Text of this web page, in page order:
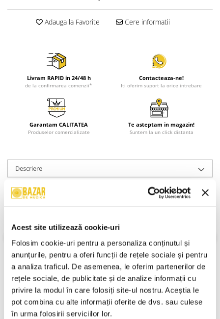
Acest site utilizează cookie-uri
Folosim cookie-uri pentru a personaliza conținutul și
anunțurile, pentru a oferi funcții de rețele sociale și pentru
a analiza traficul. De asemenea, le oferim partenerilor de
rețele sociale, de publicitate și de analize informații cu
privire la modul în care folosiți site-ul nostru. Aceștia le
pot combina cu alte informații oferite de dvs. sau culese
în urma folosirii serviciilor lor.
Adauga la Favorite Cere informatii
Livram RAPID in 24/48 h
de la confirmarea comenzii*
Contacteaza-ne!
Iti oferim suport la orice intrebare
Garantam CALITATEA
Produselor comercializate
Te asteptam in magazin!
Suntem la un click distanta
Descriere
Format:Vinyl, LP, Album
An Lansare:
Stare Disc:Mint (M)
Informatii conformitate produs
Review-uri(0)
PRODUSE ALTERNATIVE